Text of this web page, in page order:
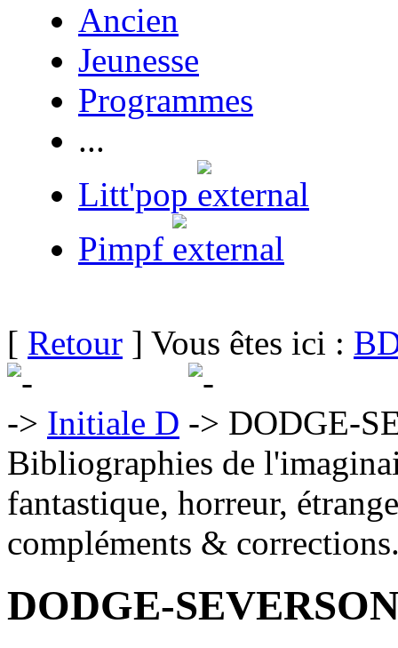
Ancien
Jeunesse
Programmes
...
Litt'pop
Pimpf
[ Retour ] Vous êtes ici :
Initiale D
DODGE-
Bibliographies de
fantastique, horreur,
compléments &
DODGE-